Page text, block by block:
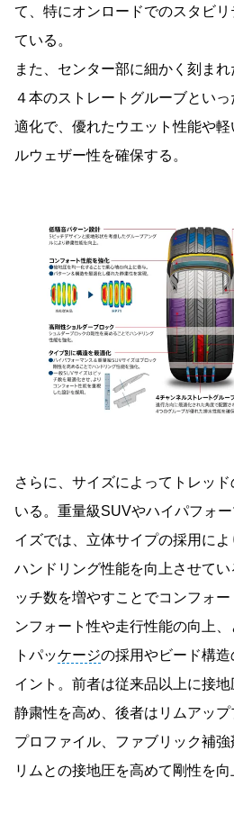
て、特にオンロードでのスタビ
ている。
また、センター部に細かく刻ま
４本のストレートグルーブとい
適化で、優れたウエット性能や
ルウェザー性を確保する。
さらに、サイズによってトレッ
いる。重量級SUVやハイパフォ
イズでは、立体サイプの採用によ
ハンドリング性能を向上させて
ッチ数を増やすことでコンフォ
ンフォート性や走行性能の向上
トパッケージの採用やビード構
イント。前者は従来品以上に接
静粛性を高め、後者はリムアッ
プロファイル、ファブリック補
リムとの接地圧を高めて剛性を向